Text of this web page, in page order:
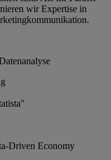
wir Expertise in
Driven Economy